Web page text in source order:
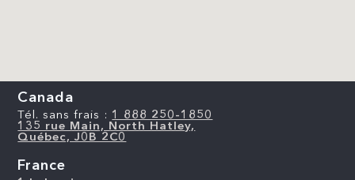
Canada
Tél. sans frais : 1 888 250-1850
135 rue Main, North Hatley,
Québec, J0B 2C0
France